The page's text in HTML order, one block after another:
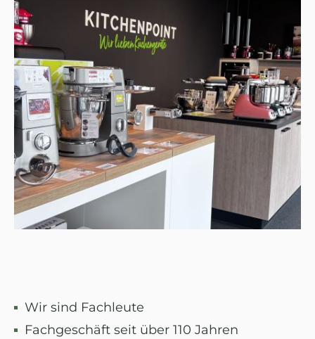
Wir sind Fachleute
Fachgeschäft seit über 110 Jahren